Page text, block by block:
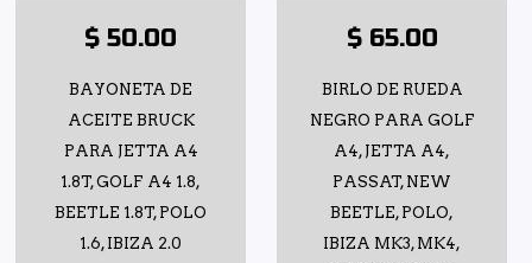
$ 50.00
BAYONETA DE
ACEITE BRUCK
PARA JETTA A4
1.8T, GOLF A4 1.8,
BEETLE 1.8T, POLO
1.6, IBIZA 2.0
$ 65.00
BIRLO DE RUEDA
NEGRO PARA GOLF
A4, JETTA A4,
PASSAT, NEW
BEETLE, POLO,
IBIZA MK3, MK4,